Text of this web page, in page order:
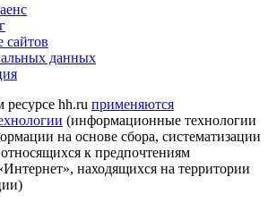
сайтов
данных
hh.ru применяются
(информационные технологии
на основе сбора, систематизации
к предпочтениям
находящихся на территории